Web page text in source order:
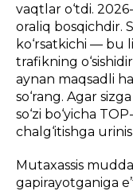
vaqtlar o‘tdi.
oraliq bosqichdir.
ko‘rsatkichi — bu
trafikning
aynan maqsadli
so‘rang. Agar
so‘zi bo‘yicha
chalg‘itishga
Mutaxassis
gapirayotganiga